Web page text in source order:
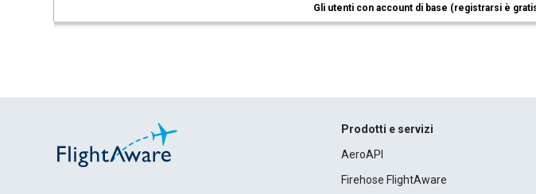
Gli utenti con account di base (registrarsi è
Prodotti e servizi
AeroAPI
Firehose FlightAware